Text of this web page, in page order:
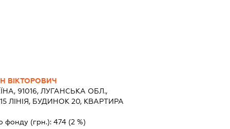
ВІКТОРОВИЧ
91016, ЛУГАНСЬКА ОБЛ.,
ЛІНІЯ, БУДИНОК 20, КВАРТИРА
фонду (грн.):474 (2 %)